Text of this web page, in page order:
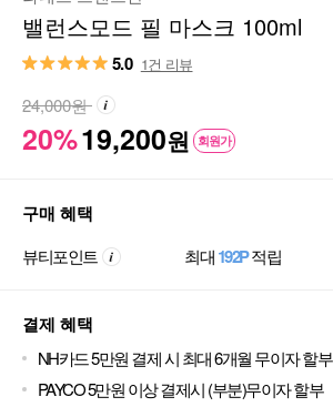
밸런스모드 필 마스크 100ml
5.0 1건 리뷰
20%19,200원 회원가
24,000원
구매 혜택
뷰티포인트 최대192P적립
결제 혜택
NH카드 5만원 결제 시 최대 6개월 무이자 할부
PAYCO 5만원 이상 결제시 (부분)무이자 할부